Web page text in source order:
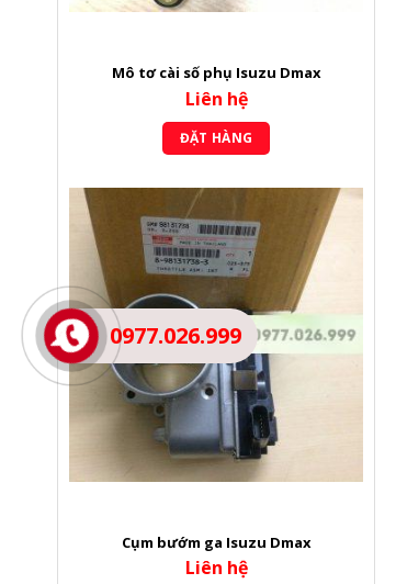
Mô tơ cài số phụ Isuzu Dmax
Liên hệ
ĐẶT HÀNG
Cụm bướm ga Isuzu Dmax
Liên hệ
0977.026.999